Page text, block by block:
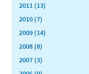
2011 (13)
2010 (7)
2009 (14)
2008 (8)
2007 (3)